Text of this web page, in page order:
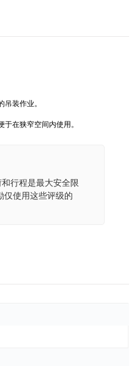
装作业。
在狭窄空间内使用。
行程是最大安全限
仅使用这些评级的